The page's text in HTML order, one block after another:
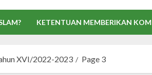
KETENTUAN MEMBERIKAN
XVI/2022-2023 Page 3